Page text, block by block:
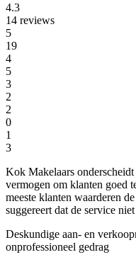
4.3
14 reviews
5
19
4
5
3
2
2
0
1
3
Kok Makelaars
vermogen om klanten goed
meeste klanten waarderen
suggereert dat de service
Deskundige aan- en
onprofessioneel gedrag